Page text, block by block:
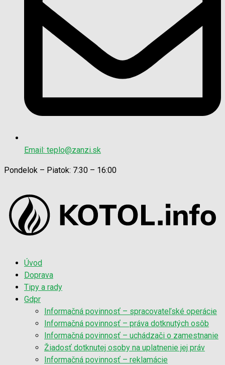
Email: teplo@zanzi.sk
Pondelok – Piatok: 7:30 – 16:00
Úvod
Doprava
Tipy a rady
Gdpr
Informačná povinnosť – spracovateľské operácie
Informačná povinnosť – práva dotknutých osôb
Informačná povinnosť – uchádzači o zamestnanie
Žiadosť dotknutej osoby na uplatnenie jej práv
Informačná povinnosť – reklamácie